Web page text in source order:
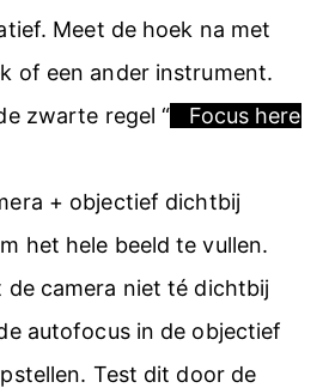
Meet de hoek na met
of een ander instrument.
zwarte regel “ Focus here
+ objectief dichtbij
het hele beeld te vullen.
de camera niet té dichtbij
autofocus in de objectief
Test dit door de